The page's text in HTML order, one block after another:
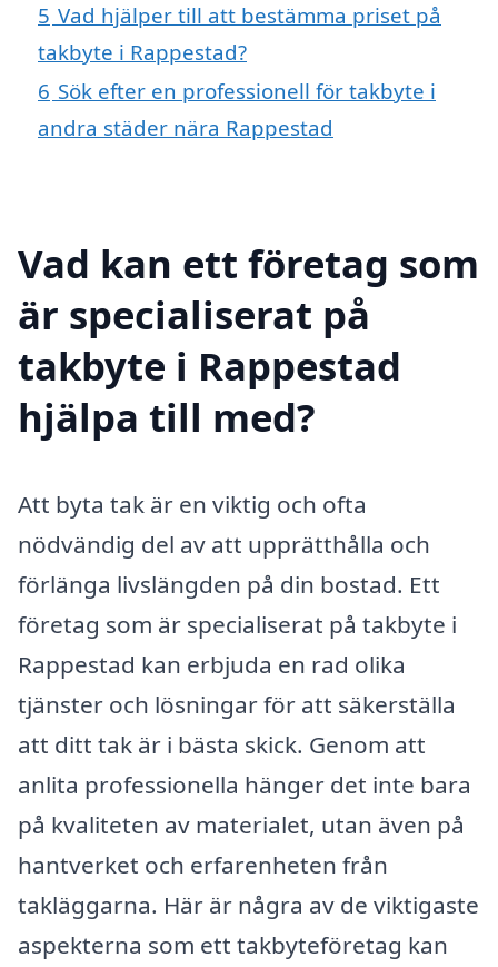
5 Vad hjälper till att bestämma priset på
takbyte i Rappestad?
6 Sök efter en professionell för takbyte i
andra städer nära Rappestad
Vad kan ett företag som
är specialiserat på
takbyte i Rappestad
hjälpa till med?
Att byta tak är en viktig och ofta
nödvändig del av att upprätthålla och
förlänga livslängden på din bostad. Ett
företag som är specialiserat på takbyte i
Rappestad kan erbjuda en rad olika
tjänster och lösningar för att säkerställa
att ditt tak är i bästa skick. Genom att
anlita professionella hänger det inte bara
på kvaliteten av materialet, utan även på
hantverket och erfarenheten från
takläggarna. Här är några av de viktigaste
aspekterna som ett takbyteföretag kan